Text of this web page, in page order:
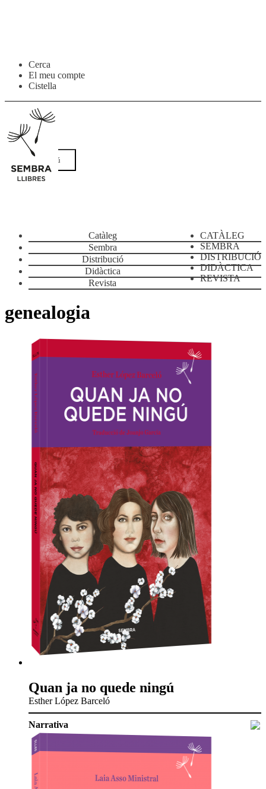
Salta
navegació
contingut
Cerca
El meu compte
Cistella
Menú
CATÀLEG
SEMBRA
DISTRIBUCIÓ
DIDÀCTICA
REVISTA
Catàleg
Sembra
Distribució
Didàctica
Revista
genealogia
Quan ja no quede ningú
Esther López Barceló
Narrativa